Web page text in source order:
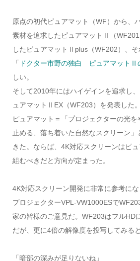
原点の初代ピュアマット（WF）から、
素材を追求したピュアマットⅡ（WF201
したピュアマットⅡplus（WF202）、
「
ドクター市野の独白 ピュアマットⅡ
しい。
そして2010年にはハイゲインを追求し
ュアマットⅡEX（WF203）を発表した
ピュアマット＝「プロジェクターの光
止める、落ち着いた自然なスクリーン
きた。ならば、4K対応スクリーンはピ
組むべきだと方向が定まった。
4K対応スクリーン開発に非常に参考に
プロジェクターVPL-VW1000ESで
家の皆様のご意見だ。WF203はフルHD
だが、更に4倍の解像度を投写してみると
「暗部の深みが足りないね」